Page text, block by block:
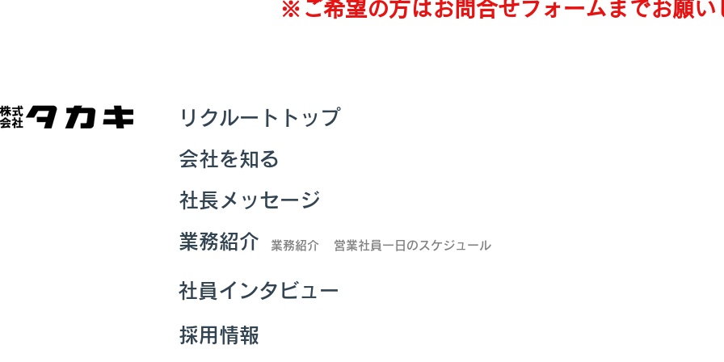
※ご希望の方はお問合せフォームまでお願い
リクルートトップ
会社を知る
社長メッセージ
業務紹介 業務紹介 営業社員一日のスケジュール
社員インタビュー
採用情報